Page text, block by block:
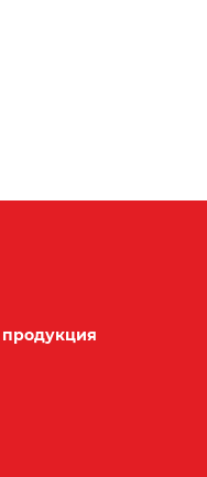
продукция